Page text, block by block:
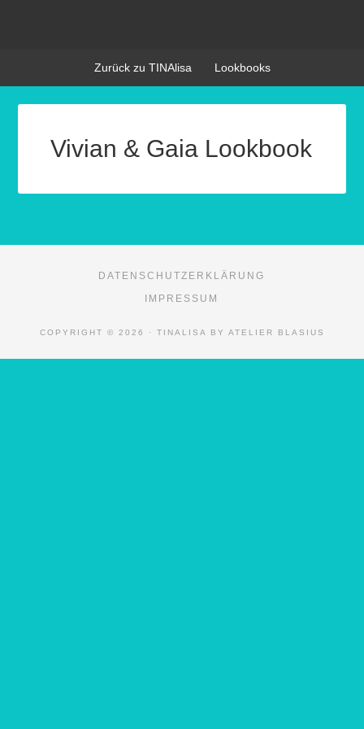
Zurück zu TINAlisa Lookbooks
Vivian & Gaia Lookbook
DATENSCHUTZERKLÄRUNG
IMPRESSUM
COPYRIGHT © 2026 · TINALISA BY ATELIER BLASIUS